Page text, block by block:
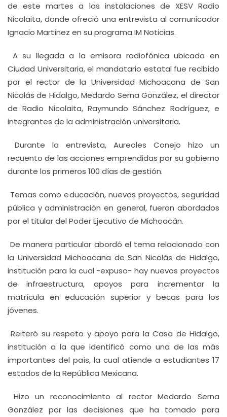
de este martes a las instalaciones de XESV Radio
Nicolaita, donde ofreció una entrevista al comunicador
Ignacio Martínez en su programa IM Noticias.
A su llegada a la emisora radiofónica ubicada en
Ciudad Universitaria, el mandatario estatal fue recibido
por el rector de la Universidad Michoacana de San
Nicolás de Hidalgo, Medardo Serna González, el director
de Radio Nicolaita, Raymundo Sánchez Rodríguez, e
integrantes de la administración universitaria.
Durante la entrevista, Aureoles Conejo hizo un
recuento de las acciones emprendidas por su gobierno
durante los primeros 100 días de gestión.
Temas como educación, nuevos proyectos, seguridad
pública y administración en general, fueron abordados
por el titular del Poder Ejecutivo de Michoacán.
De manera particular abordó el tema relacionado con
la Universidad Michoacana de San Nicolás de Hidalgo,
institución para la cual -expuso- hay nuevos proyectos
de infraestructura, apoyos para incrementar la
matrícula en educación superior y becas para los
jóvenes.
Reiteró su respeto y apoyo para la Casa de Hidalgo,
institución a la que identificó como una de las más
importantes del país, la cual atiende a estudiantes 17
estados de la República Mexicana.
Hizo un reconocimiento al rector Medardo Serna
González por las decisiones que ha tomado para